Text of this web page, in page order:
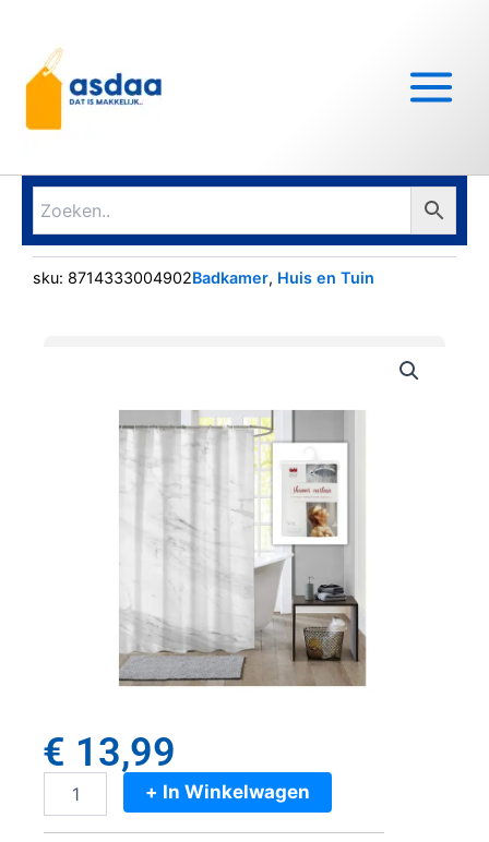
inhoud
sku: 8714333004902Badkamer, Huis en Tuin
€ 13,99
Dutch
+ In Winkelwagen